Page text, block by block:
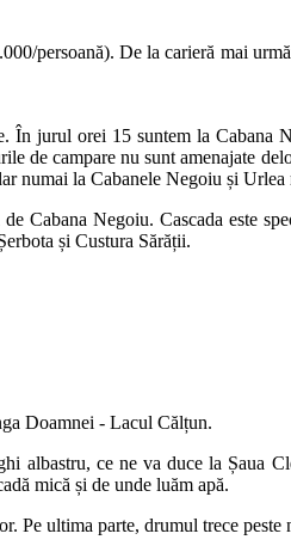
persoană). De la carieră mai
În jurul orei 15 suntem la
de campare nu sunt amenajate
numai la Cabanele Negoiu și Urlea
Cabana Negoiu. Cascada este
și Custura Sărății.
Doamnei - Lacul Călțun.
albastru, ce ne va duce la
mică și de unde luăm apă.
Pe ultima parte, drumul trece